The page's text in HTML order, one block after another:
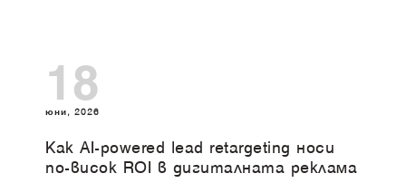
18
юни, 2026
Как AI-powered lead retargeting носи
по-висок ROI в дигиталната реклама